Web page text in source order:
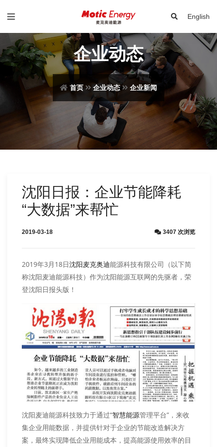
English
企业动态
首页 企业动态 企业新闻
沈阳日报：企业节能降耗
“大数据”来帮忙
2019-03-18 3407 次浏览
2019年3月18日沈阳麦克奥迪能源科技有限公司（以下简
称沈阳麦迪能源科技）作为沈阳能源互联网的先驱者，荣
登沈阳日报头版！
沈阳麦迪能源科技致力于通过“智慧能源管理平台”，来收
集企业用能数据，并提供针对于企业的节能改造解决方
案，最终实现降低企业用能成本，提高能源使用效率的目